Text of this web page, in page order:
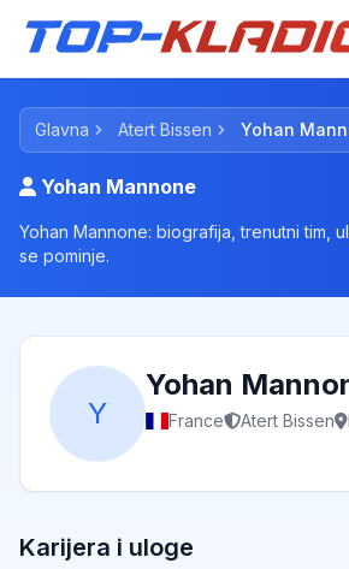
Glavna Atert Bissen Yohan
Yohan Mannone
Yohan Mannone: biografija, trenutni tim,
se pominje.
Y
Yohan
France Atert Bissen
Karijera i uloge